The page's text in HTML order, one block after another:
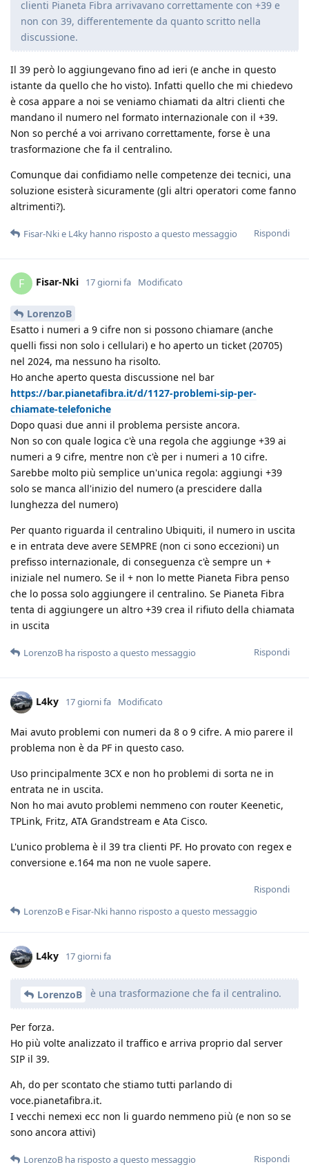
clienti Pianeta Fibra arrivavano correttamente con +39 e
non con 39, differentemente da quanto scritto nella
discussione.
Il 39 però lo aggiungevano fino ad ieri (e anche in questo
istante da quello che ho visto). Infatti quello che mi chiedevo
è cosa appare a noi se veniamo chiamati da altri clienti che
mandano il numero nel formato internazionale con il +39.
Non so perché a voi arrivano correttamente, forse è una
trasformazione che fa il centralino.
Comunque dai confidiamo nelle competenze dei tecnici, una
soluzione esisterà sicuramente (gli altri operatori come fanno
altrimenti?).
Rispondi
Fisar-Nkie L4ky hanno risposto a questo messaggio
F Fisar-Nki 17 giorni fa Modificato
LorenzoB
Esatto i numeri a 9 cifre non si possono chiamare (anche
quelli fissi non solo i cellulari) e ho aperto un ticket (20705)
nel 2024, ma nessuno ha risolto.
Ho anche aperto questa discussione nel bar
https://bar.pianetafibra.it/d/1127-problemi-sip-per-
chiamate-telefoniche
Dopo quasi due anni il problema persiste ancora.
Non so con quale logica c'è una regola che aggiunge +39 ai
numeri a 9 cifre, mentre non c'è per i numeri a 10 cifre.
Sarebbe molto più semplice un'unica regola: aggiungi +39
solo se manca all'inizio del numero (a prescidere dalla
lunghezza del numero)
Per quanto riguarda il centralino Ubiquiti, il numero in uscita
e in entrata deve avere SEMPRE (non ci sono eccezioni) un
prefisso internazionale, di conseguenza c'è sempre un +
iniziale nel numero. Se il + non lo mette Pianeta Fibra penso
che lo possa solo aggiungere il centralino. Se Pianeta Fibra
tenta di aggiungere un altro +39 crea il rifiuto della chiamata
in uscita
Rispondi
LorenzoB ha risposto a questo messaggio
L4ky 17 giorni fa Modificato
Mai avuto problemi con numeri da 8 o 9 cifre. A mio parere il
problema non è da PF in questo caso.
Uso principalmente 3CX e non ho problemi di sorta ne in
entrata ne in uscita.
Non ho mai avuto problemi nemmeno con router Keenetic,
TPLink, Fritz, ATA Grandstream e Ata Cisco.
L'unico problema è il 39 tra clienti PF. Ho provato con regex e
conversione e.164 ma non ne vuole sapere.
Rispondi
LorenzoBe Fisar-Nki hanno risposto a questo messaggio
L4ky 17 giorni fa
LorenzoB è una trasformazione che fa il centralino.
Per forza.
Ho più volte analizzato il traffico e arriva proprio dal server
SIP il 39.
Ah, do per scontato che stiamo tutti parlando di
voce.pianetafibra.it.
I vecchi nemexi ecc non li guardo nemmeno più (e non so se
sono ancora attivi)
Rispondi
LorenzoB ha risposto a questo messaggio